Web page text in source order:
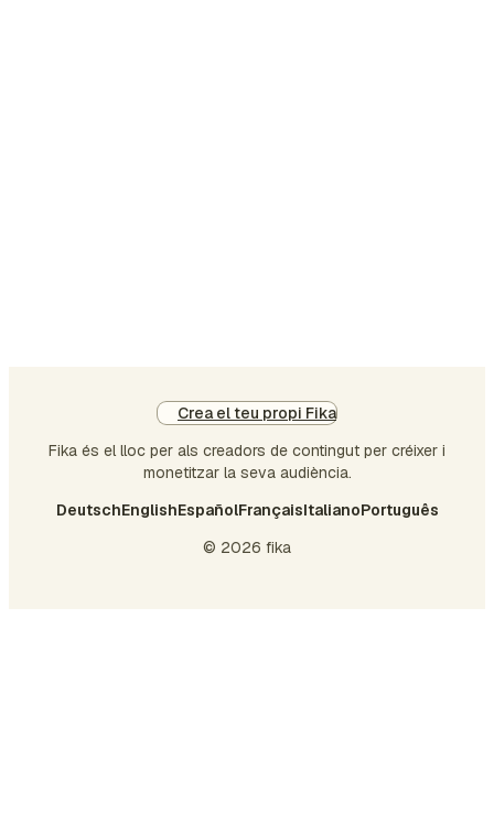
Crea el teu propi Fika
Fika és el lloc per als creadors de contingut per créixer i
monetitzar la seva audiència.
DeutschEnglishEspañolFrançaisItalianoPortuguês
© 2026 fika